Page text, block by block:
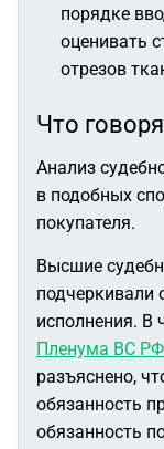
порядке
оценивать
отрезов
Что
Анализ
в подобных
покупателя.
Высшие
подчеркивали
исполнения. В
Пленума ВС
разъяснено,
обязанность
обязанность